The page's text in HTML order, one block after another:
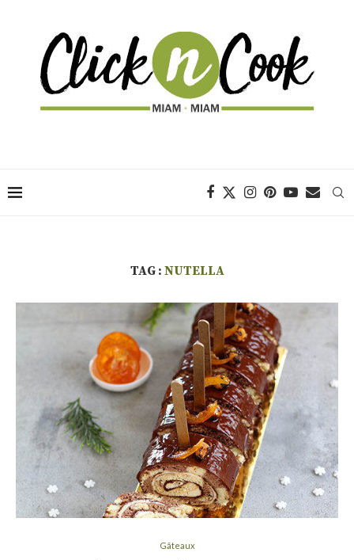
TAG : NUTELLA
Gâteaux